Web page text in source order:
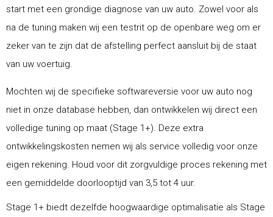
start met een grondige diagnose van uw auto. Zowel voor als
na de tuning maken wij een testrit op de openbare weg om er
zeker van te zijn dat de afstelling perfect aansluit bij de staat
van uw voertuig.
Mochten wij de specifieke softwareversie voor uw auto nog
niet in onze database hebben, dan ontwikkelen wij direct een
volledige tuning op maat (Stage 1+). Deze extra
ontwikkelingskosten nemen wij als service volledig voor onze
eigen rekening. Houd voor dit zorgvuldige proces rekening met
een gemiddelde doorlooptijd van 3,5 tot 4 uur.
Stage 1+ biedt dezelfde hoogwaardige optimalisatie als Stage